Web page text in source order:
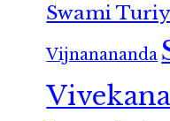
Swami
Vijnanananda